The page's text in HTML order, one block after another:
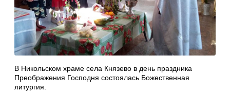
В Никольском храме села Князево в день праздника
Преображения Господня состоялась Божественная
литургия.